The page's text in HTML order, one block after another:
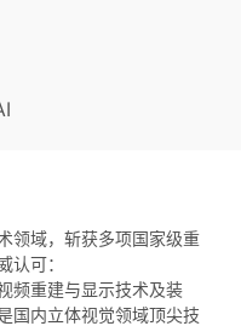
领域，斩获多项国家级重
认可：
频重建与显示技术及装
国内立体视觉领域顶尖技